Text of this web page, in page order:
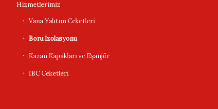
Hizmetlerimiz
Vana Yalıtım Ceketleri
Boru İzolasyonu
Kazan Kapakları ve Eşanjör
IBC Ceketleri